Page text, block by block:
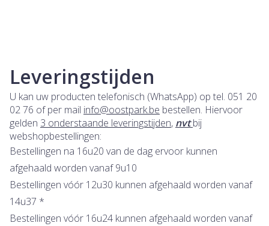
Leveringstijden
U kan uw producten telefonisch (WhatsApp) op tel. 051 20
02 76 of per mail info@oostpark.be bestellen. Hiervoor
gelden 3 onderstaande leveringstijden, nvtbij
webshopbestellingen:
Bestellingen na 16u20 van de dag ervoor kunnen
afgehaald worden vanaf 9u10
Bestellingen vóór 12u30 kunnen afgehaald worden vanaf
14u37 *
Bestellingen vóór 16u24 kunnen afgehaald worden vanaf